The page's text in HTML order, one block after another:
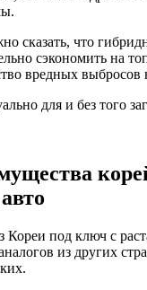
сказать, что
сэкономить на
вредных выбросов
для и без того
Кореи под ключ с
из других